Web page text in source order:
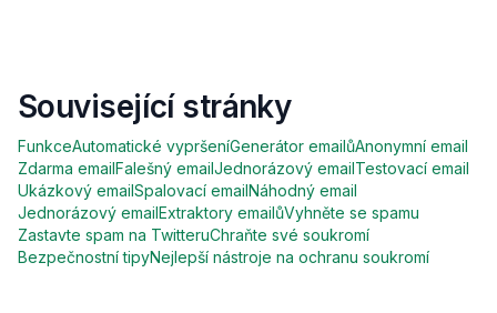
Související stránky
FunkceAutomatické vypršeníGenerátor emailůAnonymní email
Zdarma emailFalešný emailJednorázový emailTestovací email
Ukázkový emailSpalovací emailNáhodný email
Jednorázový emailExtraktory emailůVyhněte se spamu
Zastavte spam na TwitteruChraňte své soukromí
Bezpečnostní tipyNejlepší nástroje na ochranu soukromí